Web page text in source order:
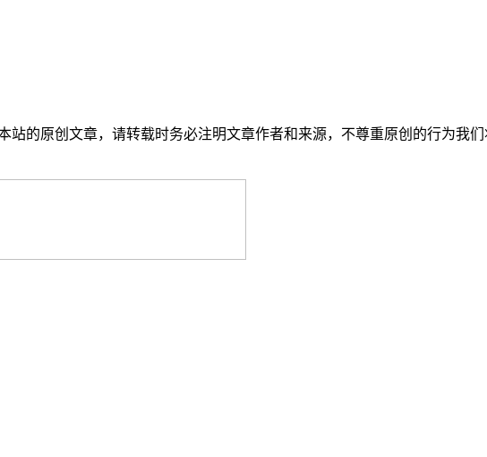
站的原创文章，请转载时务必注明文章作者和来源，不尊重原创的行为我